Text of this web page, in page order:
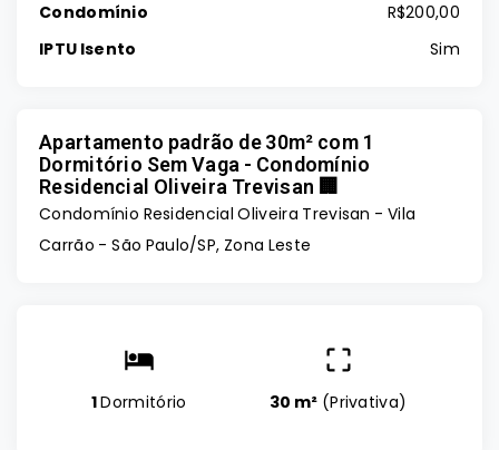
Condomínio
R$200,00
IPTU Isento
Sim
Apartamento padrão de 30m² com 1
Dormitório Sem Vaga - Condomínio
Residencial Oliveira Trevisan 🏢
Condomínio Residencial Oliveira Trevisan -Vila
Carrão - São Paulo/SP, Zona Leste
1Dormitório 30 m² (Privativa)